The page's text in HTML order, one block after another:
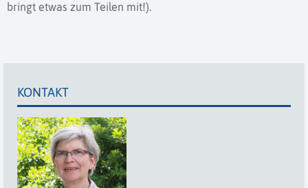
bringt etwas zum Teilen mit!).
KONTAKT